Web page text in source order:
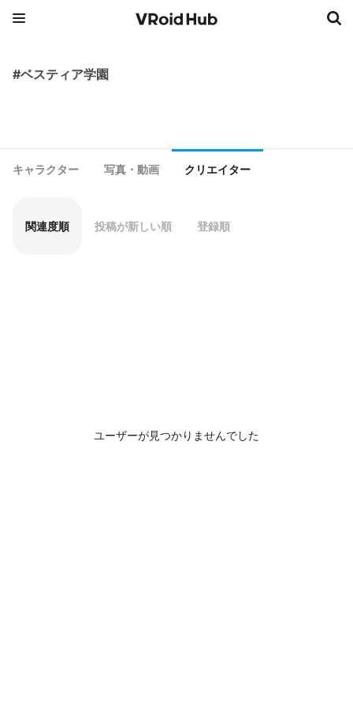
#ベスティア学園
キャラクター 写真・動画 クリエイター
関連度順 投稿が新しい順 登録順
ユーザーが見つかりませんでした